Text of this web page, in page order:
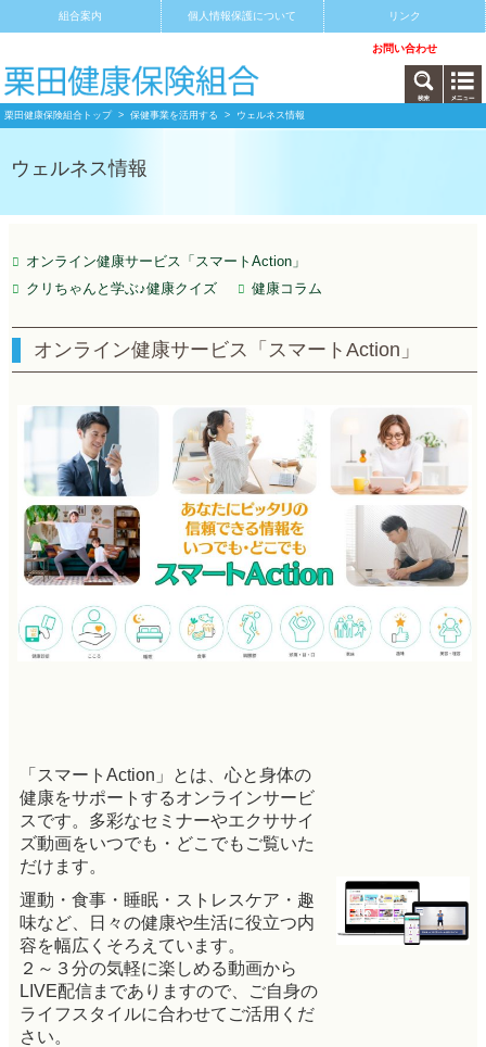
組合案内 個人情報保護について リンク
お問い合わせ
栗田健康保険組合トップ> 保健事業を活用する > ウェルネス情報
ウェルネス情報
オンライン健康サービス「スマートAction」
クリちゃんと学ぶ♪健康クイズ
健康コラム
オンライン健康サービス「スマートAction」
「スマートAction」とは、心と身体の
健康をサポートするオンラインサービ
スです。 多彩なセミナーやエクササイ
ズ動画をいつでも・どこでもご覧いた
だけます。
運動・食事・睡眠・ストレスケア・趣
味など、日々の健康や生活に役立つ内
容を幅広くそろえています。
２～３分の気軽に楽しめる動画から
LIVE配信までありますので、ご自身の
ライフスタイルに合わせてご活用くだ
さい。